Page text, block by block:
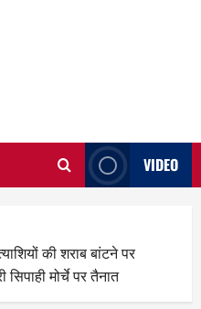
VIDEO
की शराब बांटने पर
मोर्चे पर तैनात